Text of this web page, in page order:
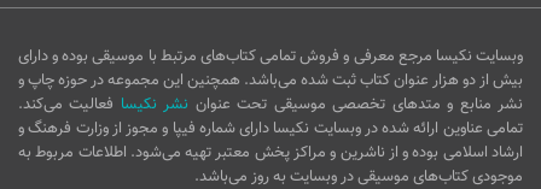
وبسایت نکیسا مرجع معرفی و فروش تمامی کتاب‌های مرتبط با موسیقی بوده و دارای
بیش از دو هزار عنوان کتاب ثبت شده می‌باشد. همچنین این مجموعه در حوزه چاپ و
نشر منابع و متدهای تخصصی موسیقی تحت عنوان نشر نکیسا فعالیت می‌کند.
تمامی عناوین ارائه شده در وبسایت نکیسا دارای شماره فیپا و مجوز از وزارت فرهنگ و
ارشاد اسلامی بوده و از ناشرین و مراکز پخش معتبر تهیه می‌شود. اطلاعات مربوط به
موجودی کتاب‌های موسیقی در وبسایت به روز می‌باشد.